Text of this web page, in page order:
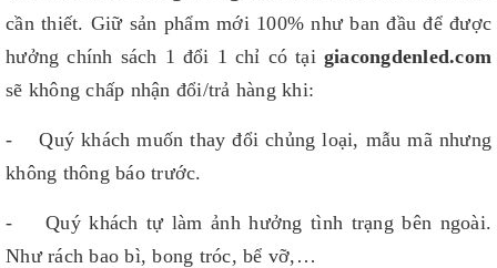
cần thiết. Giữ sản phẩm mới 100% như ban đầu để được
hưởng chính sách 1 đổi 1 chỉ có tại giacongdenled.com
sẽ không chấp nhận đổi/trả hàng khi:
- Quý khách muốn thay đổi chủng loại, mẫu mã nhưng
không thông báo trước.
- Quý khách tự làm ảnh hưởng tình trạng bên ngoài.
Như rách bao bì, bong tróc, bể vỡ,…